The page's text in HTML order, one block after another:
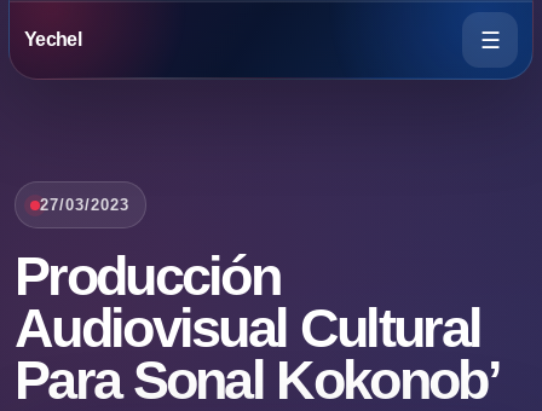
Yechel ☰
27/03/2023
Producción
Audiovisual Cultural
Para Sonal Kokonob’